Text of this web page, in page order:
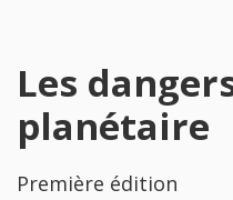
Les
planétaire
Première édition